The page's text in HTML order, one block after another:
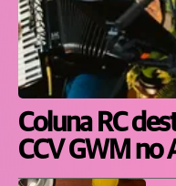
Coluna RC
CCV GWM